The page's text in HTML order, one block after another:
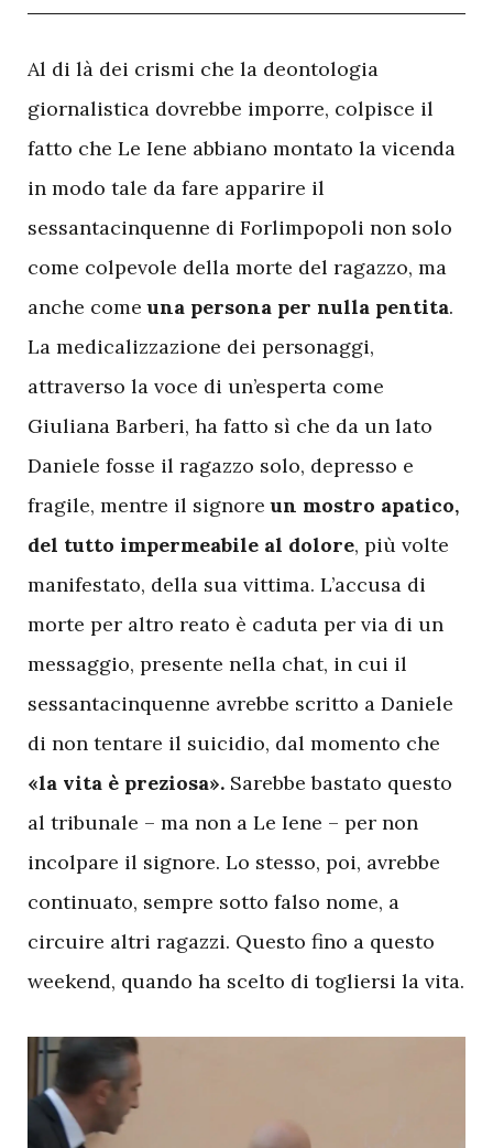
Al di là dei crismi che la deontologia
giornalistica dovrebbe imporre, colpisce il
fatto che Le Iene abbiano montato la vicenda
in modo tale da fare apparire il
sessantacinquenne di Forlimpopoli non solo
come colpevole della morte del ragazzo, ma
anche comeuna persona per nulla pentita.
La medicalizzazione dei personaggi,
attraverso la voce di un’esperta come
Giuliana Barberi, ha fatto sì che da un lato
Daniele fosse il ragazzo solo, depresso e
fragile, mentre il signoreun mostro apatico,
del tutto impermeabile al dolore, più volte
manifestato, della sua vittima. L’accusa di
morte per altro reato è caduta per via di un
messaggio, presente nella chat, in cui il
sessantacinquenne avrebbe scritto a Daniele
di non tentare il suicidio, dal momento che
«la vita è preziosa». Sarebbe bastato questo
al tribunale – ma non a Le Iene – per non
incolpare il signore. Lo stesso, poi, avrebbe
continuato, sempre sotto falso nome, a
circuire altri ragazzi. Questo fino a questo
weekend, quando ha scelto di togliersi la vita.